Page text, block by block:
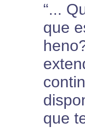
“...
que
que